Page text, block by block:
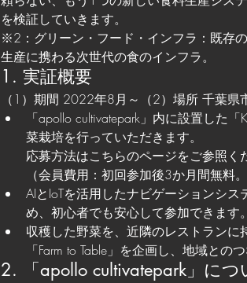
を検証していきます。
※2：グリーン・フード・インフラ：既存
生産に携わる次世代の食のインフラ。
1. 実証概要
（1）期間 2022年8月～（2）場所 千葉県
「apollo cultivatepark」内に設置した
菜栽培を行っていただきます。
応募方法はこちらのページをご参照
（会員費用：初回参加後3か月間無
AIとIoTを活用したナビゲーションシ
め、初心者でも安心して参加できます。
収穫した野菜を、近隣のレストラン
「Farm to Table」を企画し、地域との
2. 「apollo cultivatepark」につ